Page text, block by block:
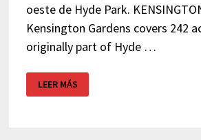
oeste de Hyde Park.
Kensington Gardens covers 242
originally part of Hyde …
KENSINGTON
GARDENS
–
LEER MÁS